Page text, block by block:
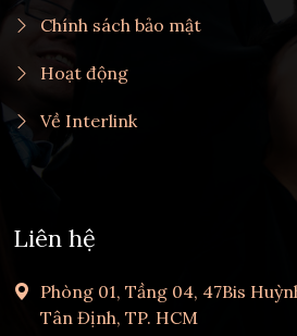
Chính sách bảo mật
Hoạt động
Về Interlink
Liên hệ
Phòng 01, Tầng 04, 47Bis
Tân Định, TP. HCM